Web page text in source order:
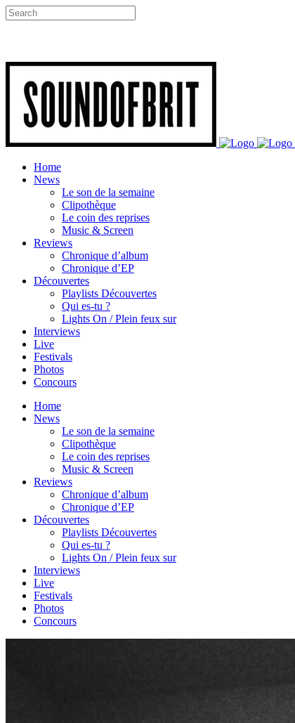
Home
News
Le son de la semaine
Clipothèque
Le coin des reprises
Music & Screen
Reviews
Chronique d’album
Chronique d’EP
Découvertes
Playlists Découvertes
Qui es-tu ?
Lights On / Plein feux sur
Interviews
Live
Festivals
Photos
Concours
Home
News
Le son de la semaine
Clipothèque
Le coin des reprises
Music & Screen
Reviews
Chronique d’album
Chronique d’EP
Découvertes
Playlists Découvertes
Qui es-tu ?
Lights On / Plein feux sur
Interviews
Live
Festivals
Photos
Concours